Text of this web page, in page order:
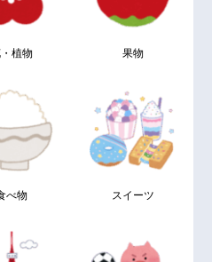
植物 果物
べ物 スイーツ